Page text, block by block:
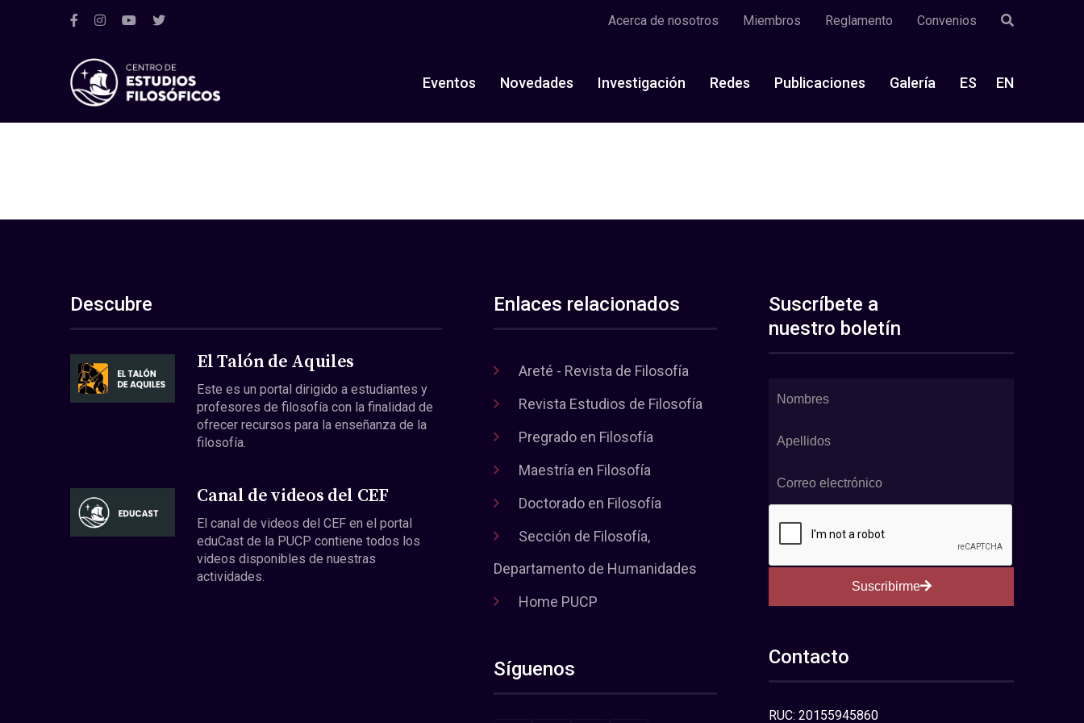
Acerca de nosotros Miembros Reglamento Convenios
Eventos Novedades Investigación Redes Publicaciones Galería ES EN
Descubre
El Talón de Aquiles
Este es un portal dirigido a estudiantes y
profesores de filosofía con la finalidad de
ofrecer recursos para la enseñanza de la
filosofía.
Canal de videos del CEF
El canal de videos del CEF en el portal
eduCast de la PUCP contiene todos los
videos disponibles de nuestras
actividades.
Enlaces relacionados
Areté - Revista de Filosofía
Revista Estudios de Filosofía
Pregrado en Filosofía
Maestría en Filosofía
Doctorado en Filosofía
Sección de Filosofía,
Departamento de Humanidades
Home PUCP
Síguenos
Suscríbete a
nuestro boletín
Suscribirme
Contacto
RUC: 20155945860